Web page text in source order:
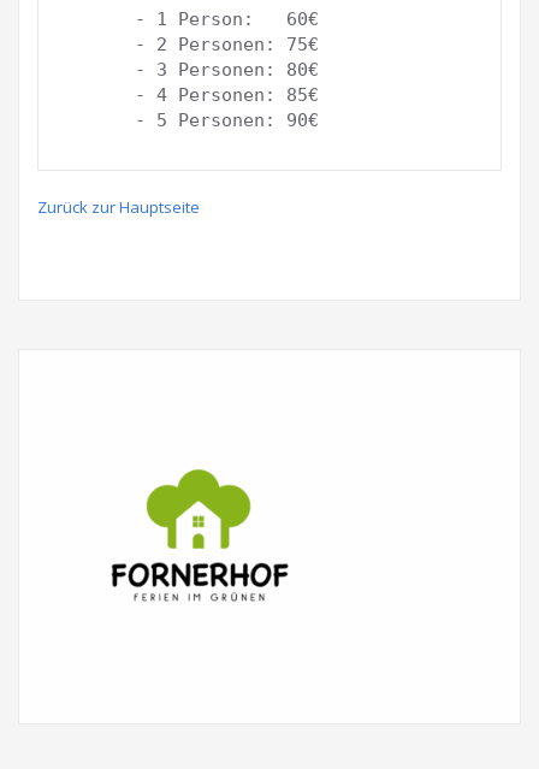
- 1 Person:   60€
- 2 Personen: 75€
- 3 Personen: 80€
- 4 Personen: 85€
- 5 Personen: 90€
Zurück zur Hauptseite